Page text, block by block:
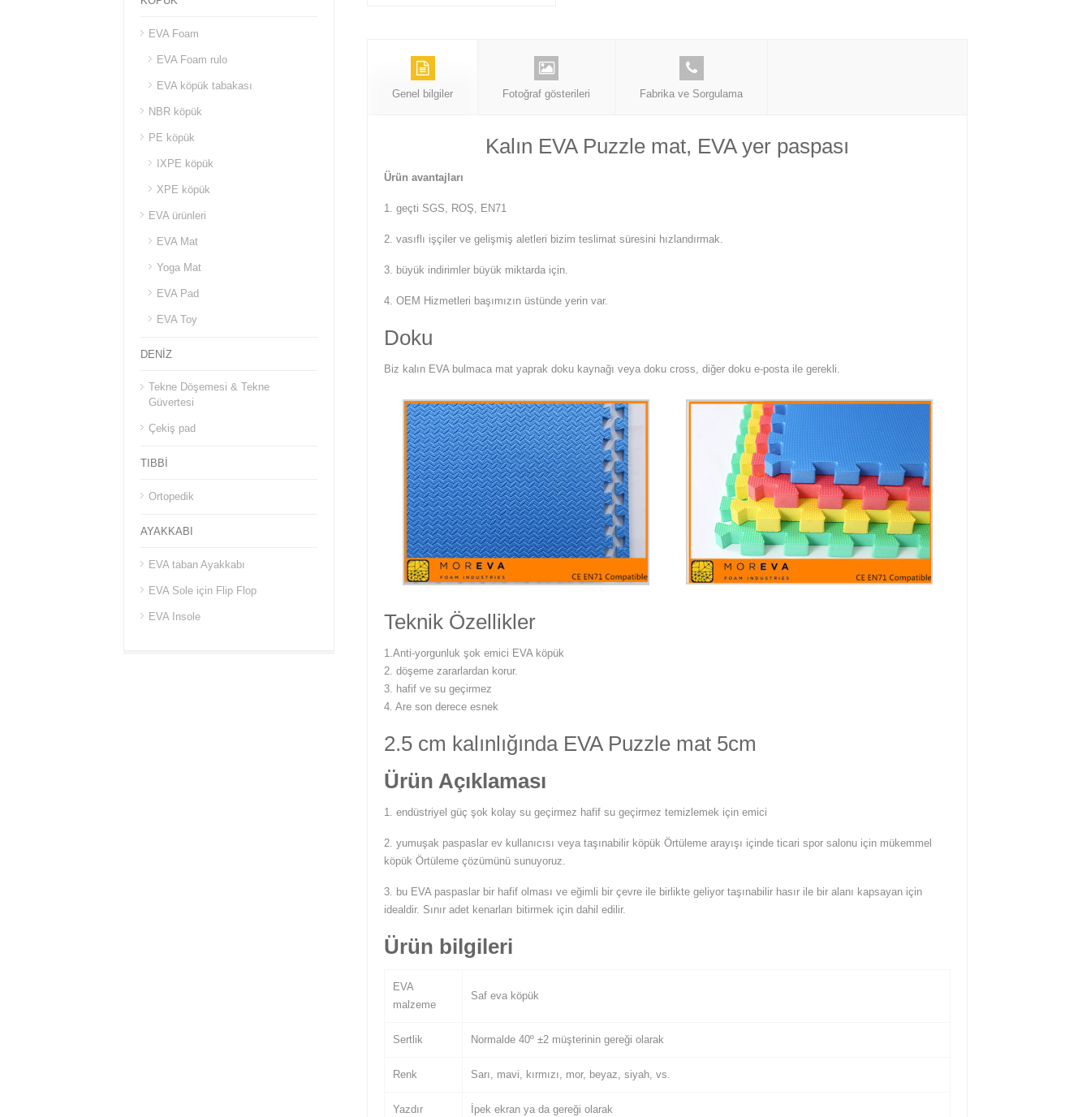
Genel bilgiler Fotoğraf gösterileri Fabrika ve Sorgulama
Kalın EVA Puzzle mat, EVA yer paspası
Ürün avantajları
1. geçti SGS, ROŞ, EN71
2. vasıflı işçiler ve gelişmiş aletleri bizim teslimat süresini hızlandırmak.
3. büyük indirimler büyük miktarda için.
4. OEM Hizmetleri başımızın üstünde yerin var.
Doku
Biz kalın EVA bulmaca mat yaprak doku kaynağı veya doku cross, diğer doku e-posta ile gerekli.
Teknik Özellikler
1.Anti-yorgunluk şok emici EVA köpük
2. döşeme zararlardan korur.
3. hafif ve su geçirmez
4. Are son derece esnek
2.5 cm kalınlığında EVA Puzzle mat 5cm
Ürün Açıklaması
1. endüstriyel güç şok kolay su geçirmez hafif su geçirmez temizlemek için emici
2. yumuşak paspaslar ev kullanıcısı veya taşınabilir köpük Örtüleme arayışı içinde ticari spor salonu için mükemmel
köpük Örtüleme çözümünü sunuyoruz.
3. bu EVA paspaslar bir hafif olması ve eğimli bir çevre ile birlikte geliyor taşınabilir hasır ile bir alanı kapsayan için
idealdir. Sınır adet kenarları bitirmek için dahil edilir.
Ürün bilgileri
EVA
malzeme
Saf eva köpük
Sertlik Normalde 40º ±2 müşterinin gereği olarak
Renk Sarı, mavi, kırmızı, mor, beyaz, siyah, vs.
Yazdır İpek ekran ya da gereği olarak
EVA Foam
EVA Foam rulo
EVA köpük tabakası
NBR köpük
PE köpük
IXPE köpük
XPE köpük
EVA ürünleri
EVA Mat
Yoga Mat
EVA Pad
EVA Toy
DENİZ
Tekne Döşemesi & Tekne
Güvertesi
Çekiş pad
TIBBİ
Ortopedik
AYAKKABI
EVA taban Ayakkabı
EVA Sole için Flip Flop
EVA Insole